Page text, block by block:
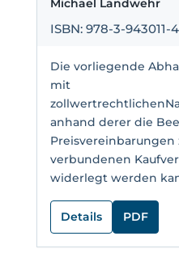
Michael Landwehr
ISBN: 978-3-943011-
Die vorliegende
mit
anhand derer die
Preisvereinbarungen
verbundenen
widerlegt werden
Details PDF